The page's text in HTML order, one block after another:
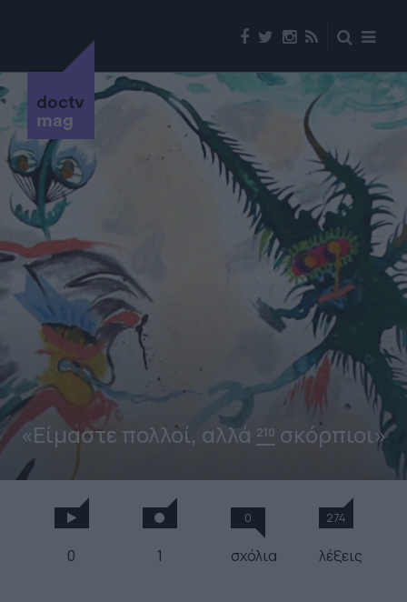
doctv
mag
«Είμαστε πολλοί, αλλά 210 σκόρπιοι»
0 1
0
σχόλια
274
λέξεις